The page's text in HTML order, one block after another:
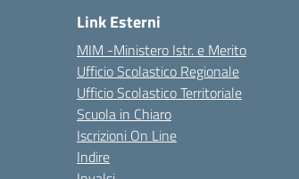
Link Esterni
MIM -Ministero Istr. e Merito
Ufficio Scolastico Regionale
Ufficio Scolastico Territoriale
Scuola in Chiaro
Iscrizioni On Line
Indire